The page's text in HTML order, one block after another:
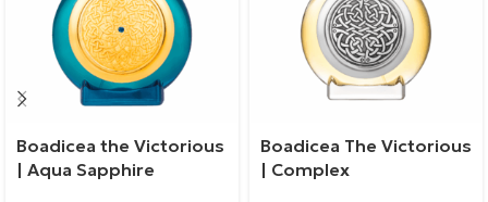
Boadicea the Victorious
| Aqua Sapphire
Boadicea The Victorious
| Complex